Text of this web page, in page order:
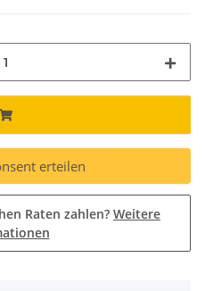
erteilen
Raten zahlen? Weitere